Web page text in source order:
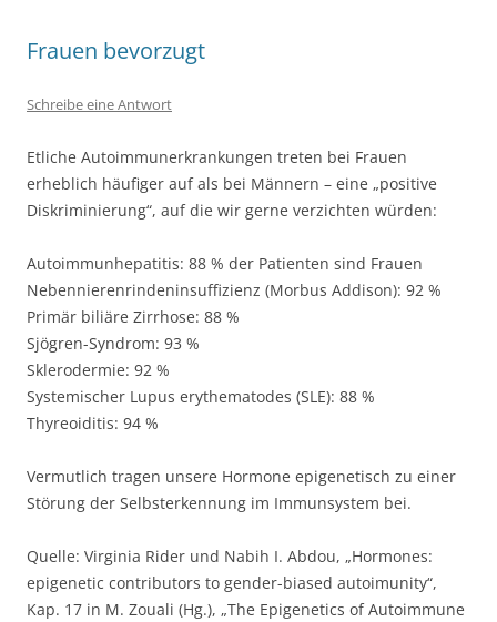
Frauen bevorzugt
Schreibe eine Antwort
Etliche Autoimmunerkrankungen treten bei Frauen
erheblich häufiger auf als bei Männern – eine „positive
Diskriminierung“, auf die wir gerne verzichten würden:
Autoimmunhepatitis: 88 % der Patienten sind Frauen
Nebennierenrindeninsuffizienz (Morbus Addison): 92 %
Primär biliäre Zirrhose: 88 %
Sjögren-Syndrom: 93 %
Sklerodermie: 92 %
Systemischer Lupus erythematodes (SLE): 88 %
Thyreoiditis: 94 %
Vermutlich tragen unsere Hormone epigenetisch zu einer
Störung der Selbsterkennung im Immunsystem bei.
Quelle: Virginia Rider und Nabih I. Abdou, „Hormones:
epigenetic contributors to gender-biased autoimunity“,
Kap. 17 in M. Zouali (Hg.), „The Epigenetics of Autoimmune